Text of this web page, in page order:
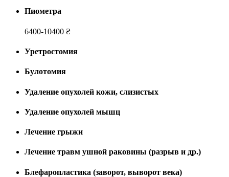
Пиометра
6400-10400 ₴
Уретростомия
Булотомия
Удаление опухолей кожи, слизистых
Удаление опухолей мышц
Лечение грыжи
Лечение травм ушной раковины (разрыв и др.)
Блефаропластика (заворот, выворот века)